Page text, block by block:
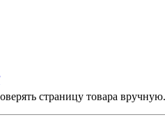
страницу товара вручную.